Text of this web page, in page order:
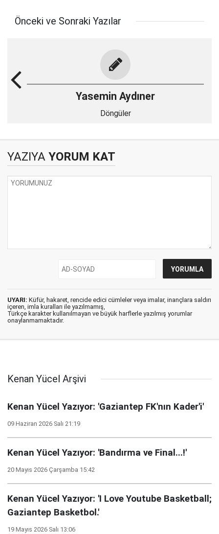
Önceki ve Sonraki Yazılar
Yasemin Aydıner
Döngüler
YAZIYA YORUM KAT
UYARI: Küfür, hakaret, rencide edici cümleler veya imalar, inançlara saldırı
içeren, imla kuralları ile yazılmamış,
Türkçe karakter kullanılmayan ve büyük harflerle yazılmış yorumlar
onaylanmamaktadır.
Kenan Yücel Arşivi
Kenan Yücel Yazıyor: 'Gaziantep FK'nın Kader'i'
09 Haziran 2026 Salı 21:19
Kenan Yücel Yazıyor: 'Bandırma ve Final...!'
20 Mayıs 2026 Çarşamba 15:42
Kenan Yücel Yazıyor: 'I Love Youtube Basketball;
Gaziantep Basketbol.'
19 Mayıs 2026 Salı 13:06